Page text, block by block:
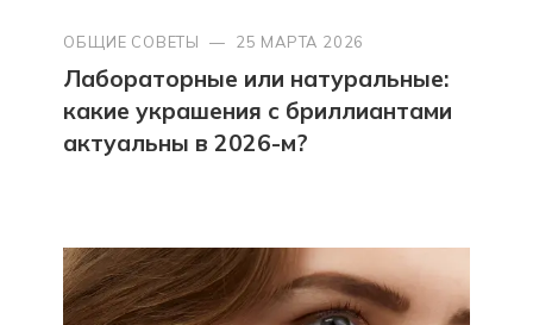
ОБЩИЕ СОВЕТЫ — 25 МАРТА 2026
Лабораторные или натуральные:
какие украшения с бриллиантами
актуальны в 2026-м?